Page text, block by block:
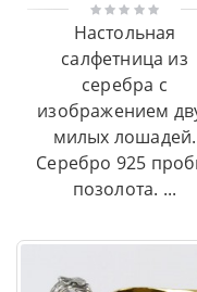
Настольная
салфетница из
серебра с
изображением
милых лошадей.
Серебро 925
позолота. ...